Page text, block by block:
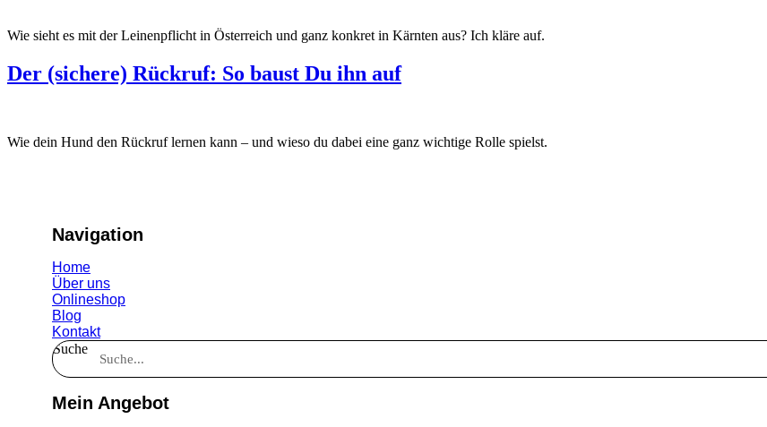
Wie sieht es mit der Leinenpflicht in Österreich und ganz konkret in Kärnten aus? Ich kläre auf.
Der (sichere) Rückruf: So baust Du ihn auf
Wie dein Hund den Rückruf lernen kann – und wieso du dabei eine ganz wichtige Rolle spielst.
Navigation
Home
Über uns
Onlineshop
Blog
Kontakt
Suche
Mein Angebot